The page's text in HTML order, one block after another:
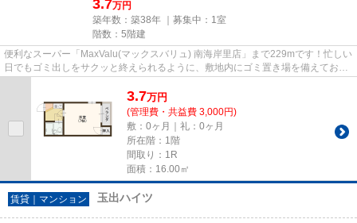
3.7万円
築年数：築38年 ｜募集中： 1室
階数：5階建
便利なスーパー「MaxValu(マックスバリュ) 南海岸里店」まで229mです！忙しい
日でもゴミ出しをサクッと終えられるように、敷地内にゴミ置き場を備えており
3.7万円
(管理費・共益費 3,000円)
敷：0ヶ月｜礼：0ヶ月
所在階：1階
間取り：1R
面積：16.00㎡
賃貸｜マンション 玉出ハイツ